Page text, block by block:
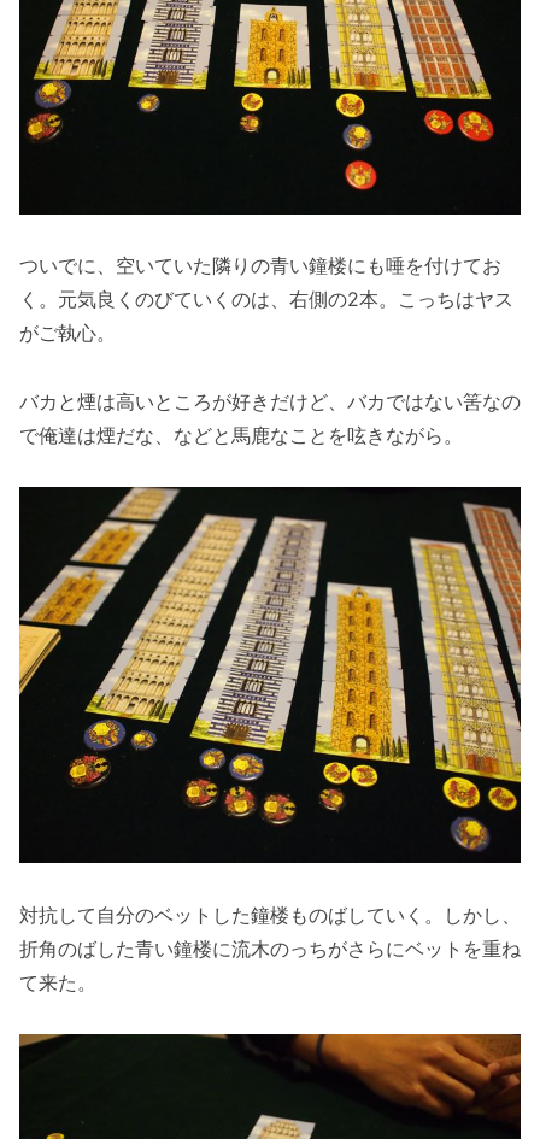
ついでに、空いていた隣りの青い鐘楼にも唾を付けてお
く。元気良くのびていくのは、右側の2本。こっちはヤス
がご執心。
バカと煙は高いところが好きだけど、バカではない筈なの
で俺達は煙だな、などと馬鹿なことを呟きながら。
対抗して自分のベットした鐘楼ものばしていく。しかし、
折角のばした青い鐘楼に流木のっちがさらにベットを重ね
て来た。